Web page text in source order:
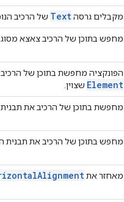
מקבלים גרסהText של הרכיב
מחפש בתוכן של הרכיב צאצא מסוג
הפונקציה מחפשת בתוכן של
Element שצוין.
מחפשת בתוכן של הרכיב את תבנית
מחפש בתוכן של הרכיב את תבנית
מאחזר אתAlignment